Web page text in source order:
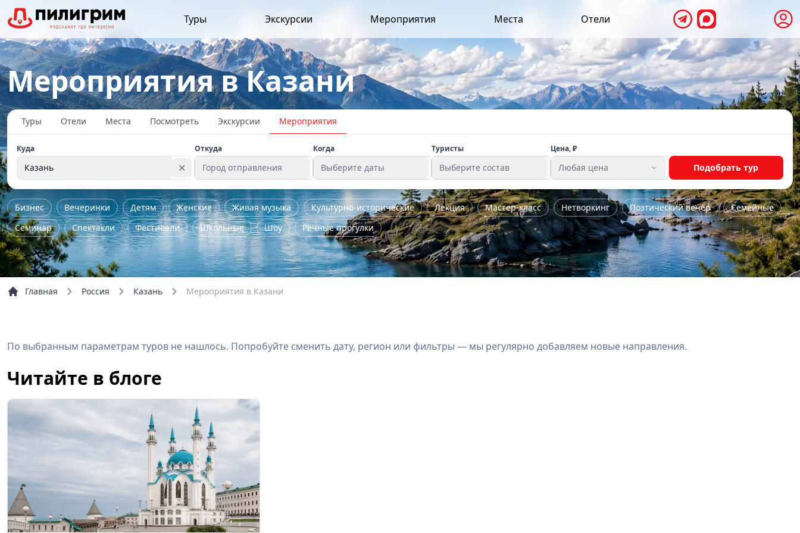
Туры Экскурсии Мероприятия Места Отели
Мероприятия в Казани
Туры Отели Места Посмотреть Экскурсии Мероприятия
Куда
Казань ✕
Откуда
Город отправления
Когда
Выберите даты
Туристы
Выберите состав
Цена, ₽
Любая цена Подобрать тур
Бизнес Вечеринки Детям Женские Живая музыка Культурно-исторические Лекция Мастер-класс Нетворкинг Поэтический вечер
Семейные
Семинар
Спектакли Фестивали Школьные Шоу Речные прогулки
Главная Россия Казань Мероприятия в Казани
По выбранным параметрам туров не нашлось. Попробуйте сменить дату, регион или фильтры — мы регулярно добавляем новые направления.
Читайте в блоге